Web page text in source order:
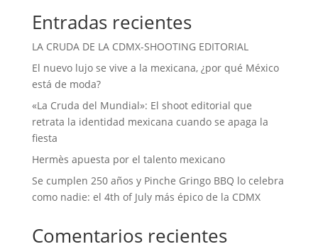
Entradas recientes
LA CRUDA DE LA CDMX-SHOOTING EDITORIAL
El nuevo lujo se vive a la mexicana, ¿por qué México
está de moda?
«La Cruda del Mundial»: El shoot editorial que
retrata la identidad mexicana cuando se apaga la
fiesta
Hermès apuesta por el talento mexicano
Se cumplen 250 años y Pinche Gringo BBQ lo celebra
como nadie: el 4th of July más épico de la CDMX
Comentarios recientes